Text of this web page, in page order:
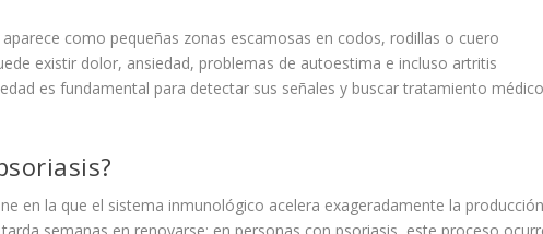
como pequeñas zonas escamosas en codos, rodillas o cuero
existir dolor, ansiedad, problemas de autoestima e incluso artritis
es fundamental para detectar sus señales y buscar tratamiento
en la que el sistema inmunológico acelera exageradamente la
semanas en renovarse; en personas con psoriasis, este proceso